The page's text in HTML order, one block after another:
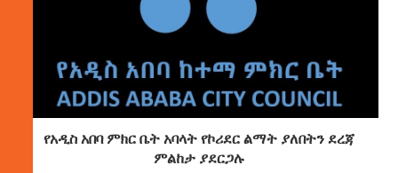
የአዲስ አበባ ምክር ቤት አባላት የኮሪደር ልማት ያለበትን ደረጃ
ምልከታ ያደርጋሉ